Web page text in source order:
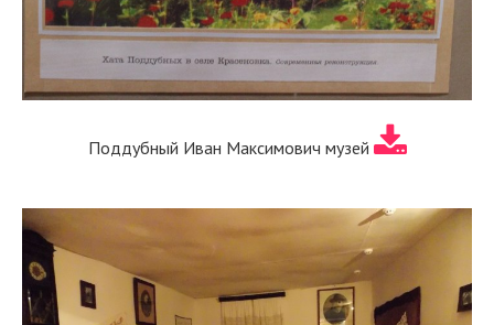
Поддубный Иван Максимович музей